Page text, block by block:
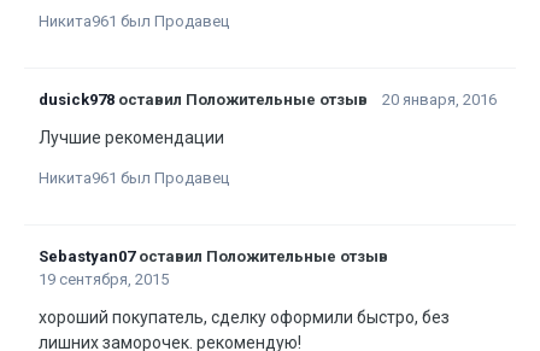
Никита961 был Продавец
dusick978 оставил Положительные отзыв 20 января, 2016
Лучшие рекомендации
Никита961 был Продавец
Sebastyan07оставил Положительные отзыв
19 сентября, 2015
хороший покупатель, сделку оформили быстро, без
лишних заморочек. рекомендую!